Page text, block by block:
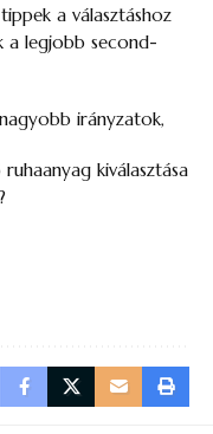
a választáshoz
a legjobb second-
irányzatok,
kiválasztása